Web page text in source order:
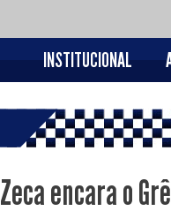
INSTITUCIONAL
Zeca encara o